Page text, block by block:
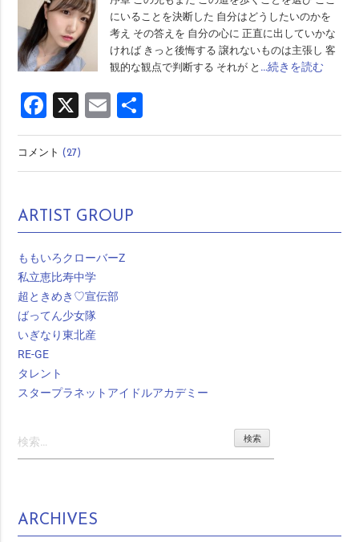
にいることを決断した 自分はどうしたいのかを
考え その答えを 自分の心に 正直に出していかな
ければ きっと後悔する 譲れないものは主張し 客
観的な観点で判断する それが と …続きを読む
Facebook
X Email
有
コメント(27)
ARTIST GROUP
ももいろクローバーZ
私立恵比寿中学
超ときめき♡宣伝部
ばってん少女隊
いぎなり東北産
RE-GE
タレント
スタープラネットアイドルアカデミー
索:
ARCHIVES